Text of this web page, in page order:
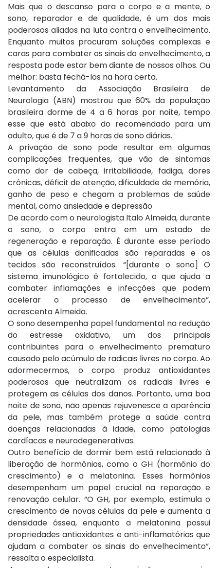
Mais que o descanso para o corpo e a mente, o
sono, reparador e de qualidade, é um dos mais
poderosos aliados na luta contra o envelhecimento.
Enquanto muitos procuram soluções complexas e
caras para combater os sinais do envelhecimento, a
resposta pode estar bem diante de nossos olhos. Ou
melhor: basta fechá-los na hora certa.
Levantamento da Associação Brasileira de
Neurologia (ABN) mostrou que 60% da população
brasileira dorme de 4 a 6 horas por noite, tempo
esse que está abaixo do recomendado para um
adulto, que é de 7 a 9 horas de sono diárias.
A privação de sono pode resultar em algumas
complicações frequentes, que vão de sintomas
como dor de cabeça, irritabilidade, fadiga, dores
crônicas, déficit de atenção, dificuldade de memória,
ganho de peso e chegam a problemas de saúde
mental, como ansiedade e depressão
De acordo com o neurologista Italo Almeida, durante
o sono, o corpo entra em um estado de
regeneração e reparação. É durante esse período
que as células danificadas são reparadas e os
tecidos são reconstruídos. “[durante o sono] O
sistema imunológico é fortalecido, o que ajuda a
combater inflamações e infecções que podem
acelerar o processo de envelhecimento”,
acrescenta Almeida.
O sono desempenha papel fundamental na redução
do estresse oxidativo, um dos principais
contribuintes para o envelhecimento prematuro
causado pelo acúmulo de radicais livres no corpo. Ao
adormecermos, o corpo produz antioxidantes
poderosos que neutralizam os radicais livres e
protegem as células dos danos. Portanto, uma boa
noite de sono, não apenas rejuvenesce a aparência
da pele, mas também protege a saúde contra
doenças relacionadas à idade, como patologias
cardíacas e neurodegenerativas.
Outro benefício de dormir bem está relacionado à
liberação de hormônios, como o GH (hormônio do
crescimento) e a melatonina. Esses hormônios
desempenham um papel crucial na reparação e
renovação celular. “O GH, por exemplo, estimula o
crescimento de novas células da pele e aumenta a
densidade óssea, enquanto a melatonina possui
propriedades antioxidantes e anti-inflamatórias que
ajudam a combater os sinais do envelhecimento”,
ressalta o especialista.